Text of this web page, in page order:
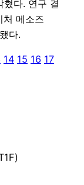
다. 연구 결
처 메소즈
다.
14 15 16 17